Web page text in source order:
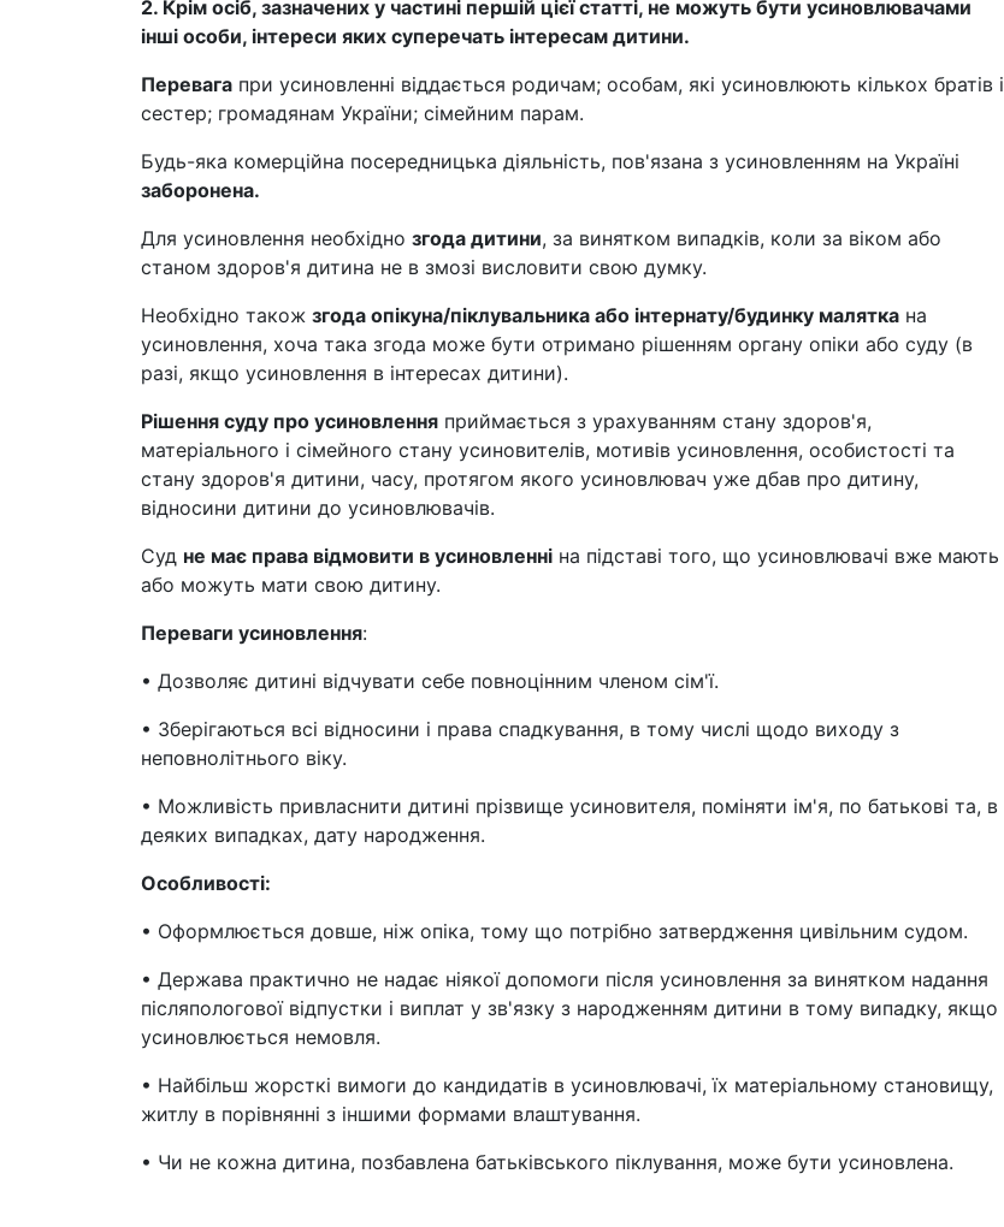
2. Крім осіб, зазначених у частині першій цієї статті, не можуть бути усиновлювачами
інші особи, інтереси яких суперечать інтересам дитини.
Перевага при усиновленні віддається родичам; особам, які усиновлюють кількох братів і
сестер; громадянам України; сімейним парам.
Будь-яка комерційна посередницька діяльність, пов'язана з усиновленням на Україні
заборонена.
Для усиновлення необхідно згода дитини, за винятком випадків, коли за віком або
станом здоров'я дитина не в змозі висловити свою думку.
Необхідно також згода опікуна/піклувальника або інтернату/будинку малятка на
усиновлення, хоча така згода може бути отримано рішенням органу опіки або суду (в
разі, якщо усиновлення в інтересах дитини).
Рішення суду про усиновлення приймається з урахуванням стану здоров'я,
матеріального і сімейного стану усиновителів, мотивів усиновлення, особистості та
стану здоров'я дитини, часу, протягом якого усиновлювач уже дбав про дитину,
відносини дитини до усиновлювачів.
Суд не має права відмовити в усиновленні на підставі того, що усиновлювачі вже мають
або можуть мати свою дитину.
Переваги усиновлення:
• Дозволяє дитині відчувати себе повноцінним членом сім'ї.
• Зберігаються всі відносини і права спадкування, в тому числі щодо виходу з
неповнолітнього віку.
• Можливість привласнити дитині прізвище усиновителя, поміняти ім'я, по батькові та, в
деяких випадках, дату народження.
Особливості:
• Оформлюється довше, ніж опіка, тому що потрібно затвердження цивільним судом.
• Держава практично не надає ніякої допомоги після усиновлення за винятком надання
післяпологової відпустки і виплат у зв'язку з народженням дитини в тому випадку, якщо
усиновлюється немовля.
• Найбільш жорсткі вимоги до кандидатів в усиновлювачі, їх матеріальному становищу,
житлу в порівнянні з іншими формами влаштування.
• Чи не кожна дитина, позбавлена батьківського піклування, може бути усиновлена.